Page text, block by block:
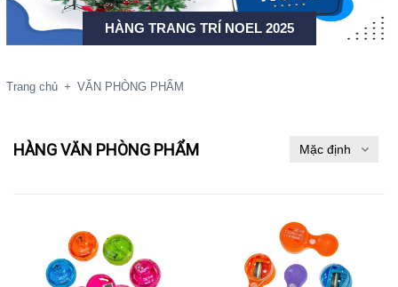
HÀNG TRANG TRÍ NOEL 2025
Trang chủ + VĂN PHÒNG PHẨM
HÀNG VĂN PHÒNG PHẨM